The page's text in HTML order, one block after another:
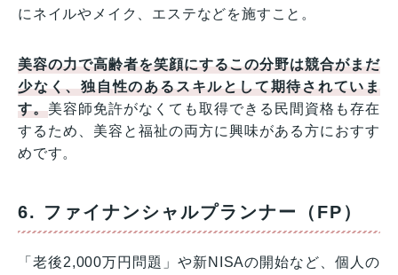
にネイルやメイク、エステなどを施すこと。
美容の力で高齢者を笑顔にするこの分野は競合がまだ
少なく、独自性のあるスキルとして期待されていま
す。美容師免許がなくても取得できる民間資格も存在
するため、美容と福祉の両方に興味がある方におすす
めです。
6. ファイナンシャルプランナー（FP）
「老後2,000万円問題」や新NISAの開始など、個人の